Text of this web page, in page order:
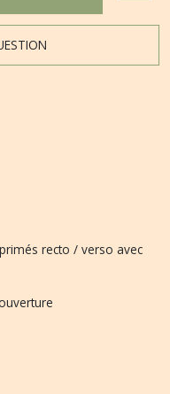
recto / verso avec